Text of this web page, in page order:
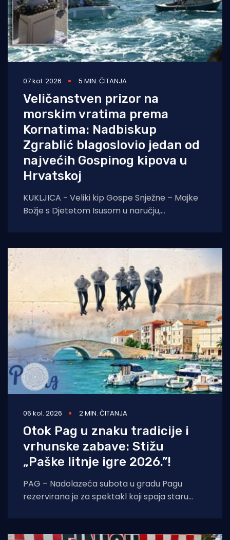
07 kol. 2026 5 MIN. ČITANJA
Veličanstven prizor na
morskim vratima prema
Kornatima: Nadbiskup
Zgrablić blagoslovio jedan od
najvećih Gospinog kipova u
Hrvatskoj
KUKLJICA - Veliki kip Gospe Snježne – Majke
Božje s Djetetom Isusom u naručju,
06 kol. 2026 2 MIN. ČITANJA
Otok Pag u znaku tradicije i
vrhunske zabave: Stižu
„Paške litnje igre 2026.”!
PAG – Nadolazeća subota u gradu Pagu
rezervirana je za spektakl koji spaja staru